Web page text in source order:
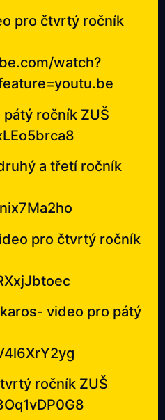
pro čtvrtý ročník
watch?
ročník ZUŠ
a třetí ročník
pro čtvrtý ročník
video pro pátý
ročník ZUŠ